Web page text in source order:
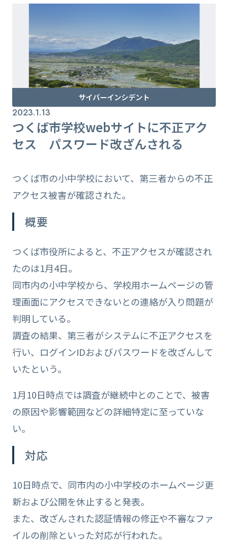
サイバーインシデント
2023.1.13
つくば市学校webサイトに不正アク
セス パスワード改ざんされる
つくば市の小中学校において、第三者からの不正
アクセス被害が確認された。
概要
つくば市役所によると、不正アクセスが確認され
たのは1月4日。
同市内の小中学校から、学校用ホームページの管
理画面にアクセスできないとの連絡が入り問題が
判明している。
調査の結果、第三者がシステムに不正アクセスを
行い、ログインIDおよびパスワードを改ざんして
いたという。
1月10日時点では調査が継続中とのことで、被害
の原因や影響範囲などの詳細特定に至っていな
い。
対応
10日時点で、同市内の小中学校のホームページ更
新および公開を休止すると発表。
また、改ざんされた認証情報の修正や不審なファ
イルの削除といった対応が行われた。